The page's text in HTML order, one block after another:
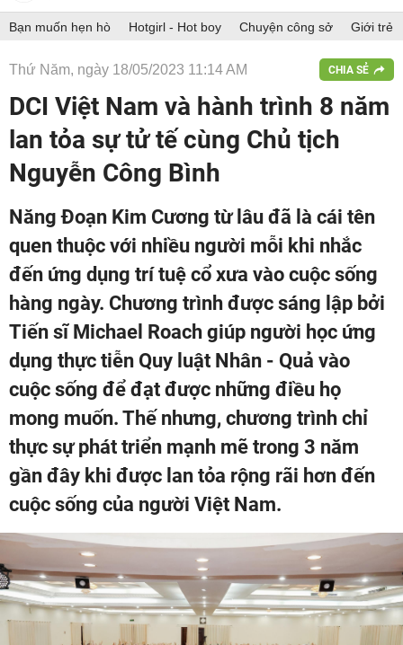
Bạn muốn hẹn hò Hotgirl - Hot boy Chuyện công sở Giới trẻ
Thứ Năm, ngày 18/05/2023 11:14 AM CHIA SẺ
DCI Việt Nam và hành trình 8 năm
lan tỏa sự tử tế cùng Chủ tịch
Nguyễn Công Bình
Năng Đoạn Kim Cương từ lâu đã là cái tên
quen thuộc với nhiều người mỗi khi nhắc
đến ứng dụng trí tuệ cổ xưa vào cuộc sống
hàng ngày. Chương trình được sáng lập bởi
Tiến sĩ Michael Roach giúp người học ứng
dụng thực tiễn Quy luật Nhân - Quả vào
cuộc sống để đạt được những điều họ
mong muốn. Thế nhưng, chương trình chỉ
thực sự phát triển mạnh mẽ trong 3 năm
gần đây khi được lan tỏa rộng rãi hơn đến
cuộc sống của người Việt Nam.